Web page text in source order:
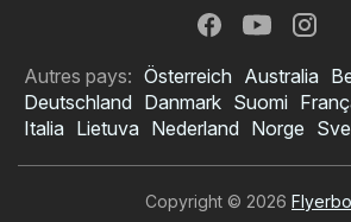
Autres pays: Österreich Australia
Deutschland Danmark Suomi
Italia Lietuva Nederland Norge
Copyright © 2026